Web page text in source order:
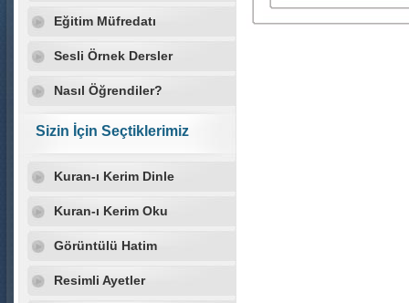
Eğitim Müfredatı
Sesli Örnek Dersler
Nasıl Öğrendiler?
Sizin İçin Seçtiklerimiz
Kuran-ı Kerim Dinle
Kuran-ı Kerim Oku
Görüntülü Hatim
Resimli Ayetler